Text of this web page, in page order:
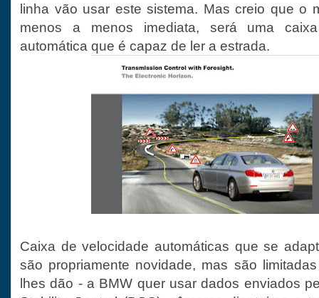
linha vão usar este sistema. Mas creio que o
menos a menos imediata, será uma
automática que é capaz de ler a estrada.
Caixa de velocidade automáticas que se
são propriamente novidade, mas são
lhes dão - a BMW quer usar dados enviados